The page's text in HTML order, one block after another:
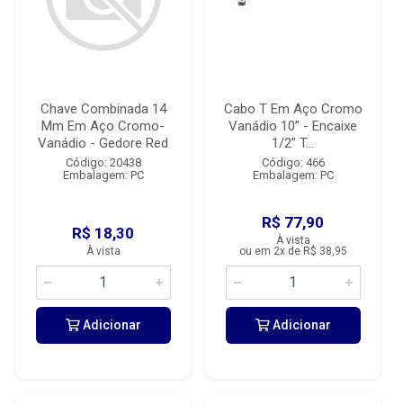
Chave Combinada 14
Mm Em Aço Cromo-
Vanádio - Gedore Red
Código: 20438
Embalagem: PC
R$ 18,30
À vista
Adicionar
Cabo T Em Aço Cromo
Vanádio 10” - Encaixe
1/2” T...
Código: 466
Embalagem: PC
R$ 77,90
À vista
ou em 2x de R$ 38,95
Adicionar